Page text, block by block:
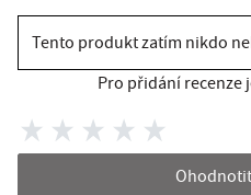
Tento produkt zatím nikdo
Pro přidání recenze